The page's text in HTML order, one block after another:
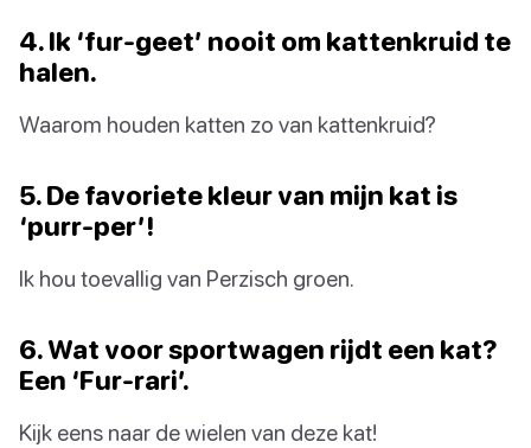
4. Ik ‘fur-geet’ nooit om kattenkruid te
halen.
Waarom houden katten zo van kattenkruid?
5. De favoriete kleur van mijn kat is
‘purr-per’!
Ik hou toevallig van Perzisch groen.
6. Wat voor sportwagen rijdt een kat?
Een ‘Fur-rari’.
Kijk eens naar de wielen van deze kat!